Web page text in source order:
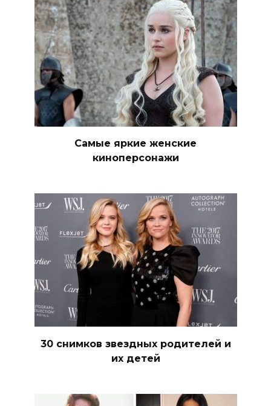
Самые яркие женские
киноперсонажи
30 снимков звездных родителей и
их детей